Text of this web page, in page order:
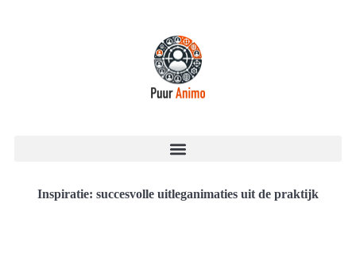
Inspiratie: succesvolle uitleganimaties uit de praktijk